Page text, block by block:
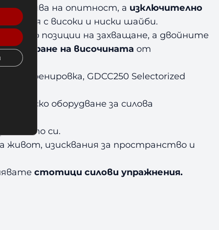
нива на опитност, а изключително
с високи и ниски шайби.
позиции на захващане, а двойните
на височината от
тренировка, GDCC250 Selectorized
оборудване за силова
си.
живот, изисквания за пространство и
стотици силови упражнения.